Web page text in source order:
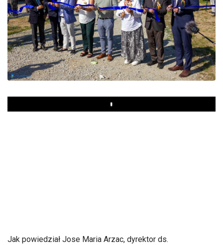
Play
Jak powiedział Jose Maria Arzac, dyrektor ds.